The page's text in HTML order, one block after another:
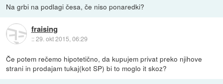
Na grbi na podlagi česa, če niso ponaredki?
fraising
::29. okt 2015, 06:29
Če potem rečemo hipotetično, da kupujem privat preko njihove
strani in prodajam tukaj(kot SP) bi to moglo it skoz?